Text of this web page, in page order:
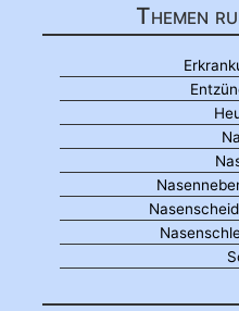
Themen